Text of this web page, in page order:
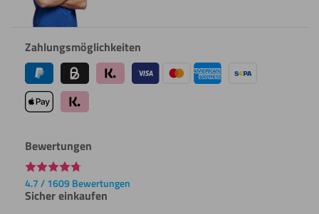
Zahlungsmöglichkeiten
Bewertungen
4.7 / 1609 Bewertungen
Sicher einkaufen